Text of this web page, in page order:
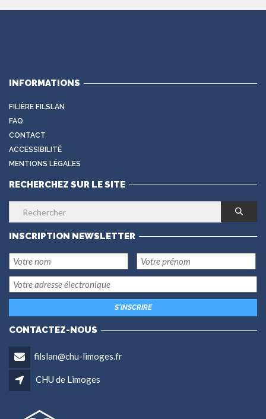
INFORMATIONS
FILIÈRE FILSLAN
FAQ
CONTACT
ACCESSIBILITÉ
MENTIONS LÉGALES
RECHERCHEZ SUR LE SITE
INSCRIPTION NEWSLETTER
CONTACTEZ-NOUS
filslan@chu-limoges.fr
CHU de Limoges